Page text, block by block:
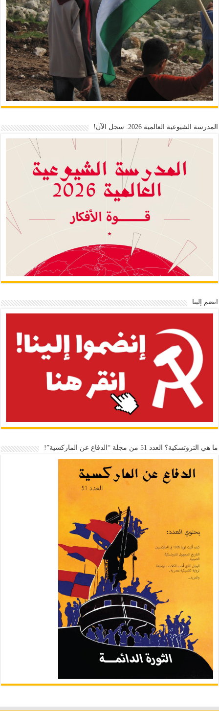
المدرسة الشيوعية العالمية 2026: سجل الآن!
انضم إلينا
ما هي التروتسكية؟ العدد 51 من مجلة “الدفاع عن الماركسية”!